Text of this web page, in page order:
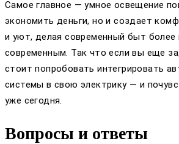
Самое главное — умное освещение
экономить деньги, но и создает
и уют, делая современный быт более
современным. Так что если вы еще
стоит попробовать интегрировать
системы в свою электрику — и
уже сегодня.
Вопросы и ответы